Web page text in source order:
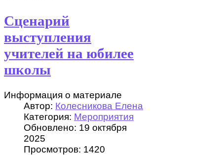
Сценарий
выступления
учителей на юбилее
школы
Информация о материале
Автор: Колесникова Елена
Категория: Мероприятия
Обновлено: 19 октября
2025
Просмотров: 1420